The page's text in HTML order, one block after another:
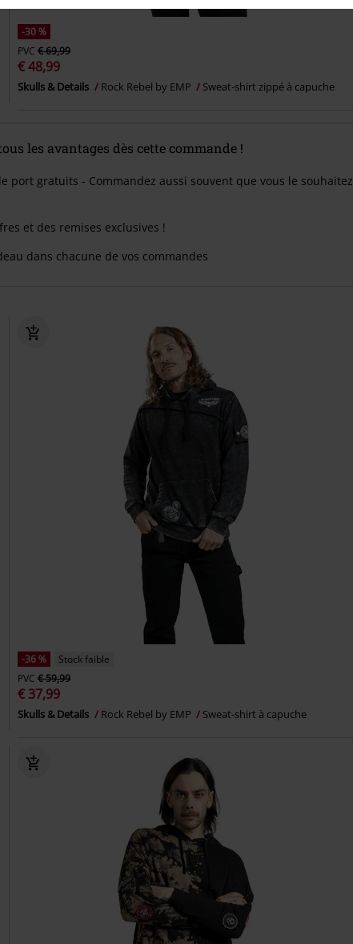
-30 %
PVC € 69,99
€ 48,99
Skulls & Details Rock Rebel by EMP Sweat-shirt zippé à capuche
les avantages dès cette commande !
port gratuits - Commandez aussi souvent que vous le souhaitez
et des remises exclusives !
dans chacune de vos commandes
-36 %
Stock faible
PVC € 59,99
€ 37,99
Skulls & Details Rock Rebel by EMP Sweat-shirt à capuche